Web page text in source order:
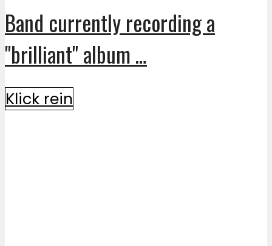
Band currently recording a
"brilliant" album …
Klick rein